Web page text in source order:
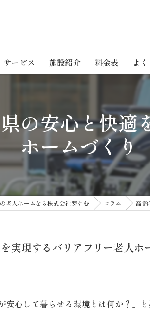
サービス 施設紹介 料金表 よ
の安心と快適
ホームづくり
老人ホームなら株式会社芽ぐむ コラム 高齢
実現するバリアフリー老人ホ
心して暮らせる環境とは何か？」